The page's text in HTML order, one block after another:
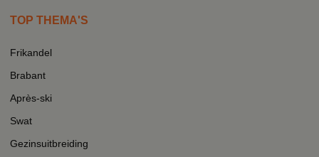
TOP THEMA'S
Frikandel
Brabant
Après-ski
Swat
Gezinsuitbreiding